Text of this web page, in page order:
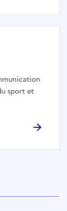
sport et